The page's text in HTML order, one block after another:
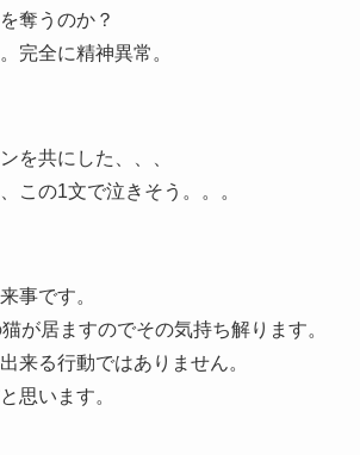
奪うのか？
完全に精神異常。
を共にした、、、
この1文で泣きそう。。。
事です。
が居ますのでその気持ち解ります。
来る行動ではありません。
思います。